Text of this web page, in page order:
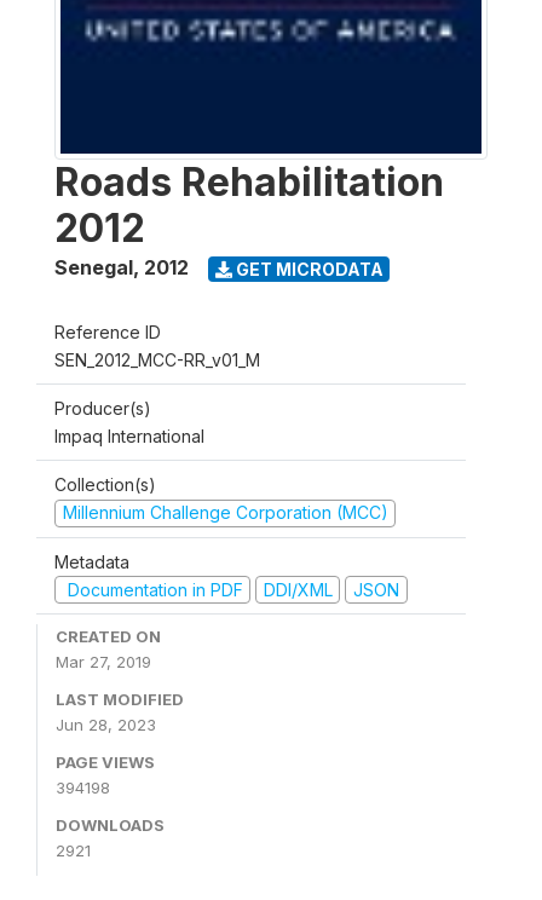
Roads Rehabilitation
2012
Senegal, 2012 GET MICRODATA
Reference ID
SEN_2012_MCC-RR_v01_M
Producer(s)
Impaq International
Collection(s)
Millennium Challenge Corporation (MCC)
Metadata
Documentation in PDF
DDI/XML JSON
CREATED ON
Mar 27, 2019
LAST MODIFIED
Jun 28, 2023
PAGE VIEWS
394198
DOWNLOADS
2921